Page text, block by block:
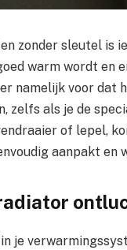
zonder sleutel is
warm wordt en
namelijk voor dat
zelfs als je de
of lepel,
aanpakt en
je